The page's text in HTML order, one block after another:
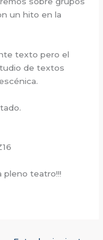
un hito en la
texto pero el
de textos
pleno teatro!!!